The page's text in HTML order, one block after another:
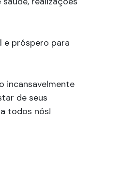
e próspero para
incansavelmente
de seus
todos nós!